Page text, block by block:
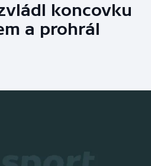
koncovku
a prohrál